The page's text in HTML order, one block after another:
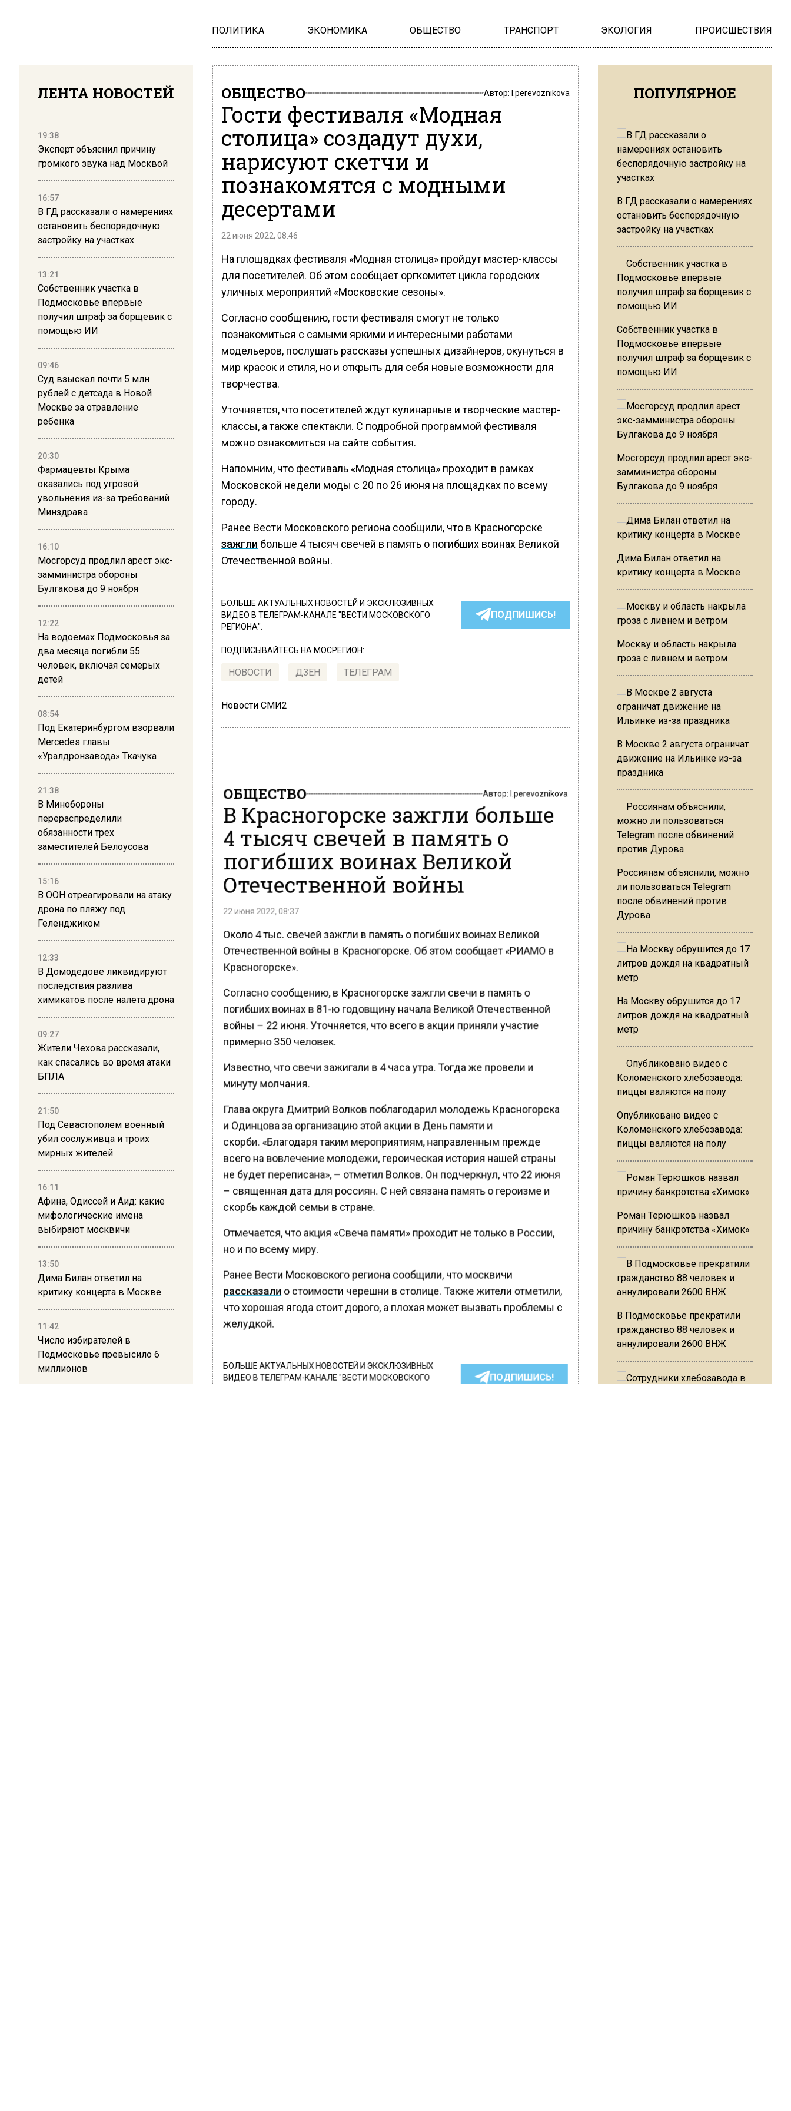
ПОЛИТИКА ЭКОНОМИКА ОБЩЕСТВО ТРАНСПОРТ ЭКОЛОГИЯ ПРОИСШЕСТВИЯ
ЛЕНТА НОВОСТЕЙ
19:38
Эксперт объяснил причину
громкого звука над Москвой
16:57
В ГД рассказали о намерениях
остановить беспорядочную
застройку на участках
13:21
Собственник участка в
Подмосковье впервые
получил штраф за борщевик с
помощью ИИ
09:46
Суд взыскал почти 5 млн
рублей с детсада в Новой
Москве за отравление
ребенка
20:30
Фармацевты Крыма
оказались под угрозой
увольнения из-за требований
Минздрава
16:10
Мосгорсуд продлил арест экс-
замминистра обороны
Булгакова до 9 ноября
12:22
На водоемах Подмосковья за
два месяца погибли 55
человек, включая семерых
детей
08:54
Под Екатеринбургом взорвали
Mercedes главы
«Уралдронзавода» Ткачука
21:38
В Минобороны
перераспределили
обязанности трех
заместителей Белоусова
15:16
В ООН отреагировали на атаку
дрона по пляжу под
Геленджиком
12:33
В Домодедове ликвидируют
последствия разлива
химикатов после налета дрона
09:27
Жители Чехова рассказали,
как спасались во время атаки
БПЛА
21:50
Под Севастополем военный
убил сослуживца и троих
мирных жителей
16:11
Афина, Одиссей и Аид: какие
мифологические имена
выбирают москвичи
13:50
Дима Билан ответил на
критику концерта в Москве
11:42
Число избирателей в
Подмосковье превысило 6
миллионов
ОБЩЕСТВО Автор: l.perevoznikova
Гости фестиваля «Модная
столица» создадут духи,
нарисуют скетчи и
познакомятся с модными
десертами
22 июня 2022, 08:46
На площадках фестиваля «Модная столица» пройдут мастер-классы
для посетителей. Об этом сообщает оргкомитет цикла городских
уличных мероприятий «Московские сезоны».
Согласно сообщению, гости фестиваля смогут не только
познакомиться с самыми яркими и интересными работами
модельеров, послушать рассказы успешных дизайнеров, окунуться в
мир красок и стиля, но и открыть для себя новые возможности для
творчества.
Уточняется, что посетителей ждут кулинарные и творческие мастер-
классы, а также спектакли. С подробной программой фестиваля
можно ознакомиться на сайте события.
Напомним, что фестиваль «Модная столица» проходит в рамках
Московской недели моды с 20 по 26 июня на площадках по всему
городу.
Ранее Вести Московского региона сообщили, что в Красногорске
зажгли больше 4 тысяч свечей в память о погибших воинах Великой
Отечественной войны.
БОЛЬШЕ АКТУАЛЬНЫХ НОВОСТЕЙ И ЭКСКЛЮЗИВНЫХ
ВИДЕО В ТЕЛЕГРАМ-КАНАЛЕ "ВЕСТИ МОСКОВСКОГО
РЕГИОНА".
ПОДПИШИСЬ!
ПОДПИСЫВАЙТЕСЬ НА МОСРЕГИОН:
НОВОСТИ ДЗЕН ТЕЛЕГРАМ
Новости СМИ2
ОБЩЕСТВО Автор:l.perevoznikova
В Красногорске зажгли больше
4 тысяч свечей в память о
погибших воинах Великой
Отечественной войны
22 июня 2022, 08:37
Около 4 тыс. свечей зажгли в память о погибших воинах Великой
Отечественной войны в Красногорске. Об этом сообщает «РИАМО в
Красногорске».
Согласно сообщению, в Красногорске зажгли свечи в память о
погибших воинах в 81-ю годовщину начала Великой Отечественной
войны – 22 июня. Уточняется, что всего в акции приняли участие
примерно 350 человек.
Известно, что свечи зажигали в 4 часа утра. Тогда же провели и
минуту молчания.
Глава округа Дмитрий Волков поблагодарил молодежь Красногорска
и Одинцова за организацию этой акции в День памяти и
скорби. «Благодаря таким мероприятиям, направленным прежде
всего на вовлечение молодежи, героическая история нашей страны
не будет переписана», – отметил Волков. Он подчеркнул, что 22 июня
– священная дата для россиян. С ней связана память о героизме и
скорбь каждой семьи в стране.
Отмечается, что акция «Свеча памяти» проходит не только в России,
но и по всему миру.
Ранее Вести Московского региона сообщили, что москвичи
рассказалио стоимости черешни в столице. Также жители отметили,
что хорошая ягода стоит дорого, а плохая может вызвать проблемы с
желудкой.
БОЛЬШЕ АКТУАЛЬНЫХ НОВОСТЕЙ И ЭКСКЛЮЗИВНЫХ
ВИДЕО В ТЕЛЕГРАМ-КАНАЛЕ "ВЕСТИ МОСКОВСКОГО
ПОДПИШИСЬ!
ПОПУЛЯРНОЕ
В ГД рассказали о намерениях
остановить беспорядочную
застройку на участках
Собственник участка в
Подмосковье впервые
получил штраф за борщевик с
помощью ИИ
Мосгорсуд продлил арест экс-
замминистра обороны
Булгакова до 9 ноября
Дима Билан ответил на
критику концерта в Москве
Москву и область накрыла
гроза с ливнем и ветром
В Москве 2 августа ограничат
движение на Ильинке из-за
праздника
Россиянам объяснили, можно
ли пользоваться Telegram
после обвинений против
Дурова
На Москву обрушится до 17
литров дождя на квадратный
метр
Опубликовано видео с
Коломенского хлебозавода:
пиццы валяются на полу
Роман Терюшков назвал
причину банкротства «Химок»
В Подмосковье прекратили
гражданство 88 человек и
аннулировали 2600 ВНЖ